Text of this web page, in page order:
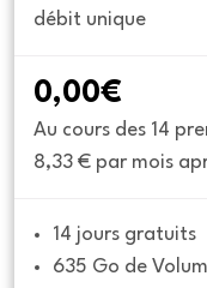
débit unique
0,00€
Au cours des 14
8,33 € par mois
14 jours gratuits
635 Go de